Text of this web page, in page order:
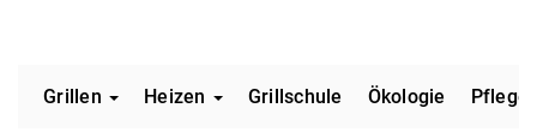
Grillen Heizen Grillschule Ökologie Pflege